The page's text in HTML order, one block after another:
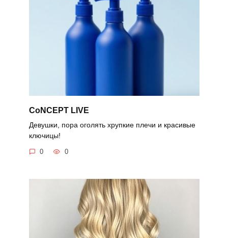
CoNCEPT LIVE
Девушки, пора оголять хрупкие плечи и красивые
ключицы!
0 0